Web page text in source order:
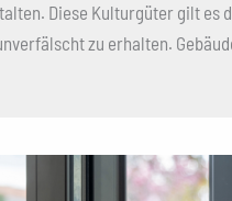
Diese Kulturgüter gilt es
zu erhalten.